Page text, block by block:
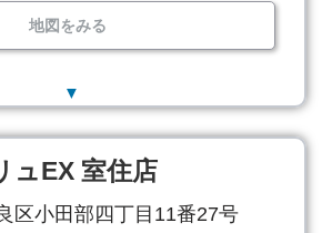
地図をみる
▼
ュEX 室住店
区小田部四丁目11番27号